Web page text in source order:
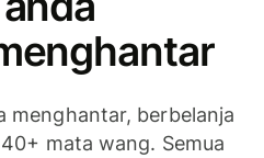
menghantar, berbelanja
mata wang. Semua